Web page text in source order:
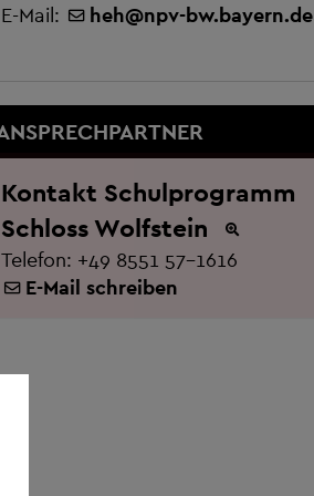
E-Mail:
heh@npv-bw.bayern.de
Kontakt Schulprogramm
Schloss Wolfstein
Telefon: +49 8551 57-1616
E-Mail schreiben